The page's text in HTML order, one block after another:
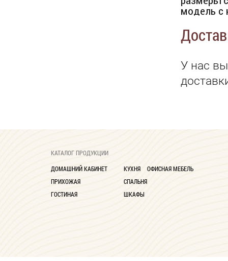
модель с
У нас
КАТАЛОГ ПРОДУКЦИИ
ДОМАШНИЙ КАБИНЕТ
ПРИХОЖАЯ
ГОСТИНАЯ
КУХНЯ
СПАЛЬНЯ
ШКАФЫ
ОФИСНАЯ МЕБЕЛЬ